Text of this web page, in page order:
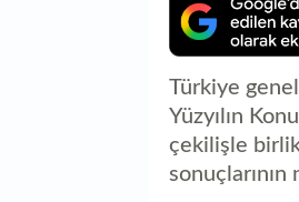
Türkiye
Yüzyılın
çekilişle
sonuçlarının